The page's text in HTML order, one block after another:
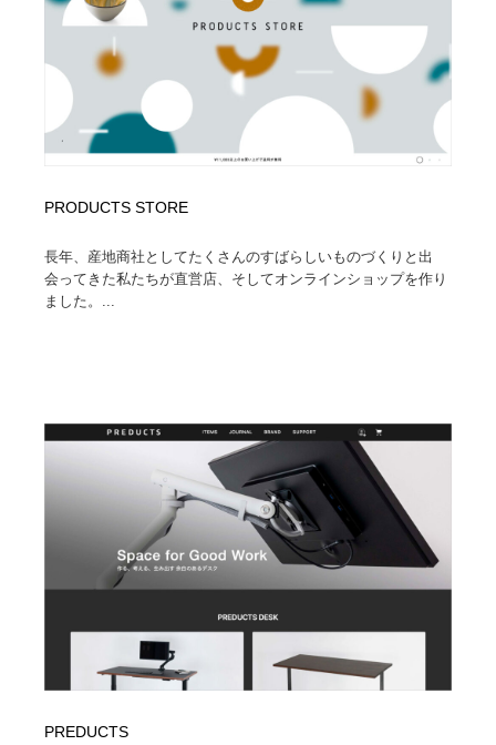
PRODUCTS STORE
長年、産地商社としてたくさんのすばらしいものづくりと出
会ってきた私たちが直営店、そしてオンラインショップを作り
ました。...
PREDUCTS